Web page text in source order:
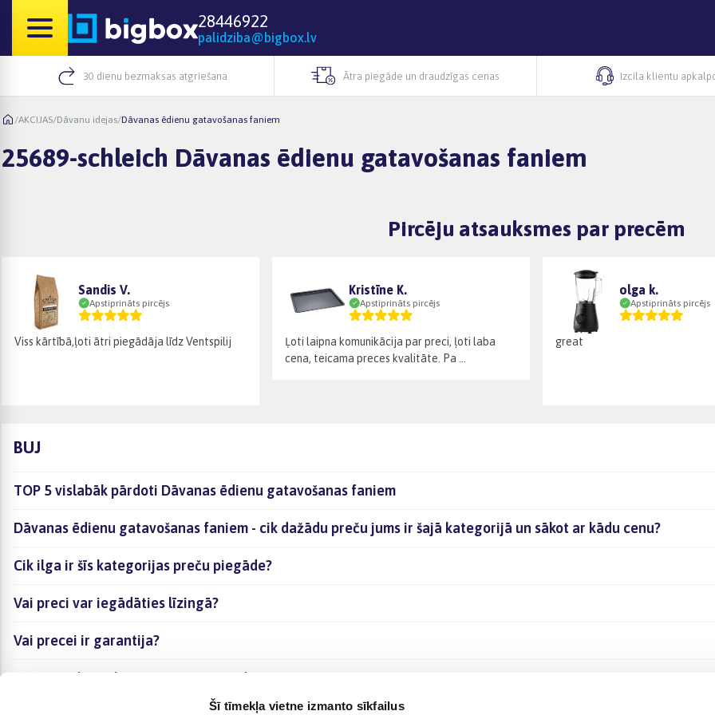
Šī tīmekļa vietne izmanto sīkfailus
28446922
palidziba@bigbox.lv
30 dienu bezmaksas atgriešana Ātra piegāde un draudzīgas cenas Izcila klientu
/AKCIJAS/Dāvanu idejas/Dāvanas ēdienu gatavošanas faniem
25689-schleich Dāvanas ēdienu gatavošanas faniem
Pircēju atsauksmes par precēm
Sandis V.
Apstiprināts pircējs
Viss kārtībā,ļoti ātri piegādāja līdz Ventspilij
Kristīne K.
Apstiprināts pircējs
Ļoti laipna komunikācija par preci, ļoti laba
cena, teicama preces kvalitāte. Pa ...
olga k.
Apstiprināts pircējs
great
BUJ
TOP 5 vislabāk pārdoti Dāvanas ēdienu gatavošanas faniem
Dāvanas ēdienu gatavošanas faniem - cik dažādu preču jums ir šajā kategorijā un sākot ar kādu cenu?
Cik ilga ir šīs kategorijas preču piegāde?
Vai preci var iegādāties līzingā?
Vai precei ir garantija?
Kā visērtāk izvēlēties sev piemērotāko preci?